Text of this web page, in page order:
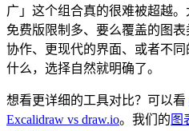
广」这个组合真的很难被超越
免费版限制多、要么覆盖的图
协作、更现代的界面、或者不
什么，选择自然就明确了。
想看更详细的工具对比？可以看
Excalidraw vs draw.io。我们的 图